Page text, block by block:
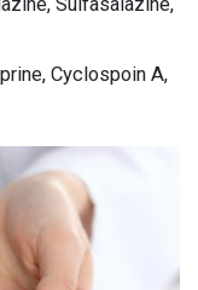
Cyclospoin A,